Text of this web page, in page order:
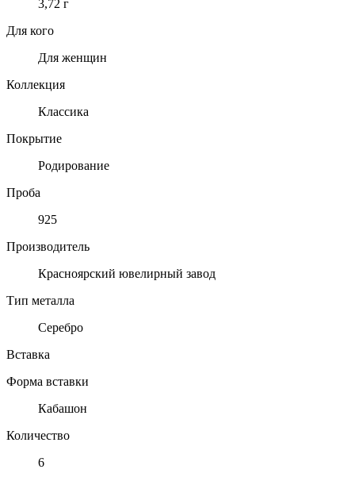
3,72 г
Для кого
Для женщин
Коллекция
Классика
Покрытие
Родирование
Проба
925
Производитель
Красноярский ювелирный завод
Тип металла
Серебро
Вставка
Форма вставки
Кабашон
Количество
6